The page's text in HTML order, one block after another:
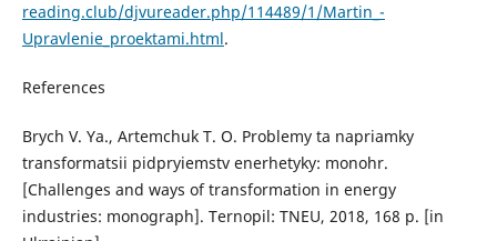
reading.club/djvureader.php/114489/1/Martin_-
Upravlenie_proektami.html.
References
Brych V. Ya., Artemchuk T. O. Problemy ta napriamky
transformatsii pidpryiemstv enerhetyky: monohr.
[Challenges and ways of transformation in energy
industries: monograph]. Ternopil: TNEU, 2018, 168 p. [in